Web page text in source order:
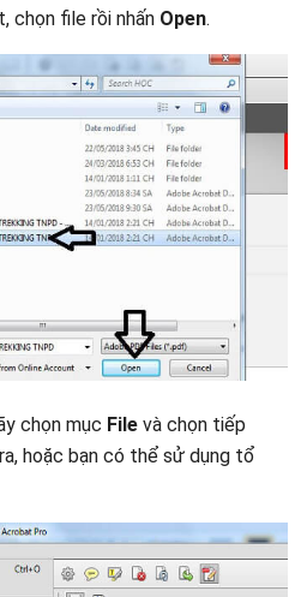
chọn file rồi nhấn Open.
chọn mục File và chọn tiếp
hoặc bạn có thể sử dụng tổ